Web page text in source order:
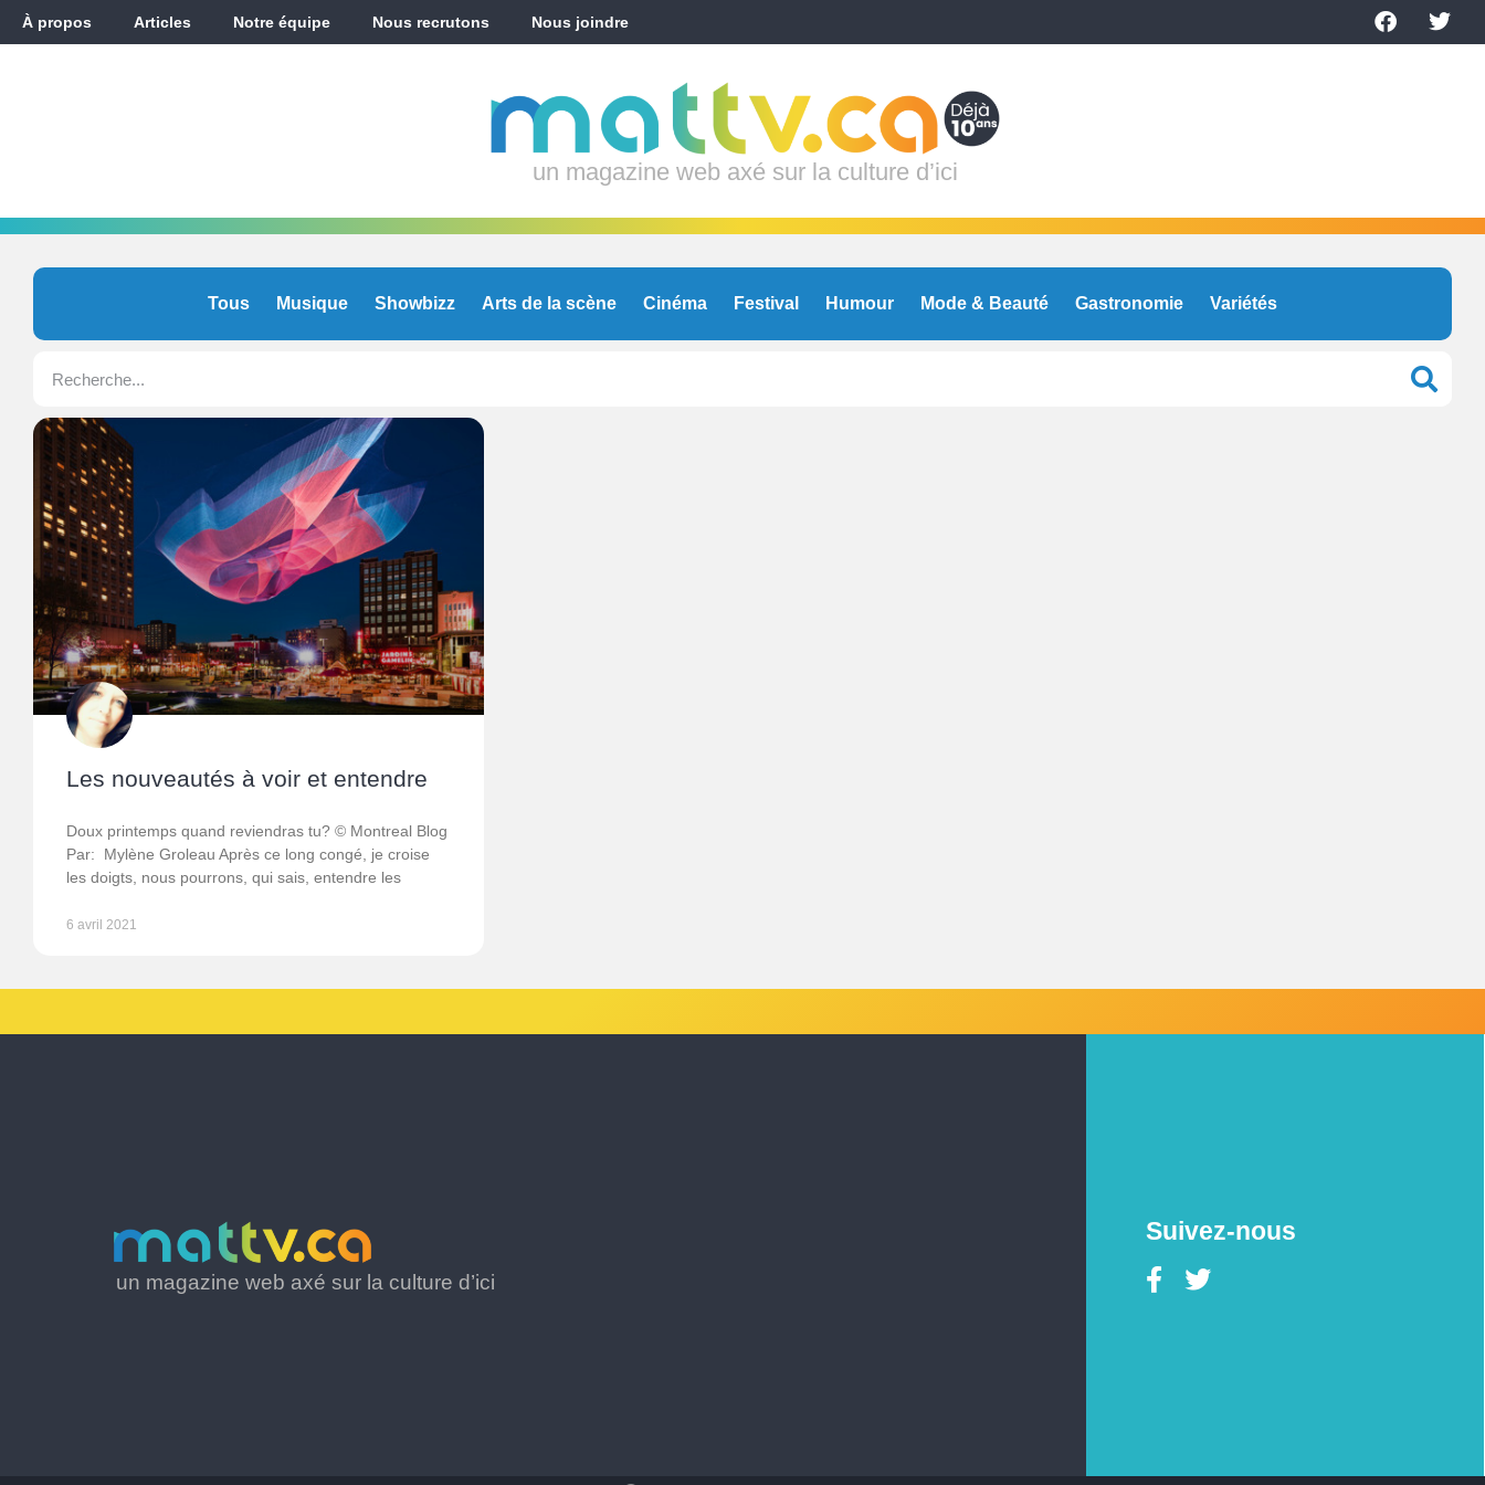
À propos Articles Notre équipe Nous recrutons Nous joindre
un magazine web axé sur la culture d’ici
Tous Musique Showbizz Arts de la scène Cinéma Festival Humour Mode & Beauté Gastronomie Variétés
Les nouveautés à voir et entendre
Doux printemps quand reviendras tu? © Montreal Blog
Par: Mylène Groleau Après ce long congé, je croise
les doigts, nous pourrons, qui sais, entendre les
6 avril 2021
un magazine web axé sur la culture d’ici
Suivez-nous